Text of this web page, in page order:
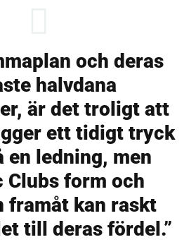
och deras
halvdana
är det troligt att
ett tidigt tryck
en ledning, men
form och
framåt kan raskt
till deras fördel.”